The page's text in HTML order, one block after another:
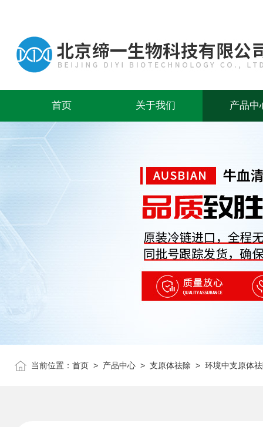
首页 关于我们 产品中
当前位置： 首页 > 产品中心 > 支原体祛除 > 环境中支原体